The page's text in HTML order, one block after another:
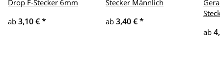
Drop F-Stecker 6mm
ab 3,10 €*
Stecker Männlich
ab 3,40 €*
ab